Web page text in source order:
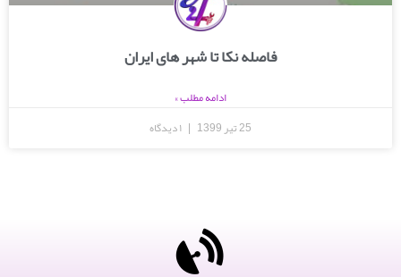
فاصله نکا تا شهر های ایران
ادامه مطلب »
25 تیر 1399